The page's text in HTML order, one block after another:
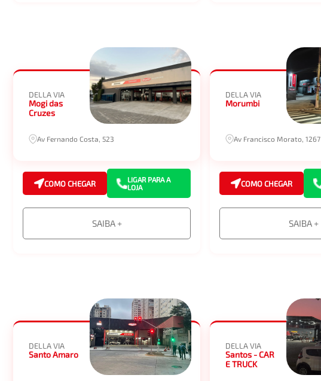
DELLA VIA
Mogi das
Cruzes
Av Fernando Costa, 523
COMO CHEGAR
LIGAR PARA A
LOJA
SAIBA +
DELLA VIA
Morumbi
Av Francisco Morato, 1267
COMO CHEGAR
SAIBA +
DELLA VIA
Santo Amaro
DELLA VIA
Santos - CAR
E TRUCK